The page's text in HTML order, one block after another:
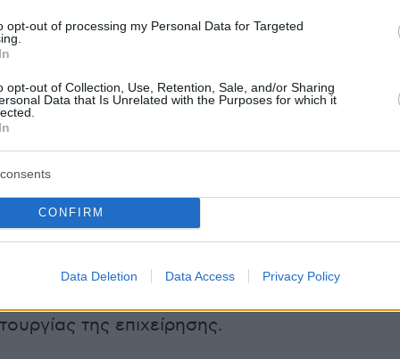
opt-out of processing my Personal Data for Targeted
opt-out of Collection, Use, Retention, Sale, and/or Sharing
Data that Is Unrelated with the Purposes for which it
CONFIRM
Data Deletion Data Access Privacy Policy
που είναι καιμισθωτοί, εφόσον ο
τα ελάχιστα όρια εισοδήματος
φορολογητέο εισόδημα θα ισχύσει
και μειώσεις. Αλλά, σε άλλες
αυξήσουν έως και… στις 50.000 ευρώ, με
της επιχείρησης.